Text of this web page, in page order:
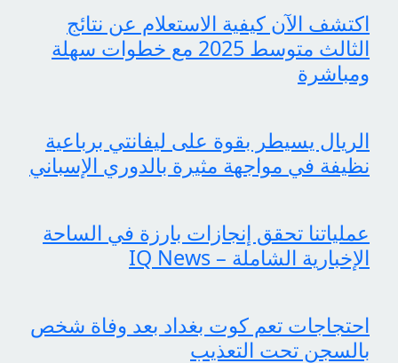
اكتشف الآن كيفية الاستعلام عن نتائج
الثالث متوسط 2025 مع خطوات سهلة
ومباشرة
الريال يسيطر بقوة على ليفانتي برباعية
نظيفة في مواجهة مثيرة بالدوري الإسباني
عملياتنا تحقق إنجازات بارزة في الساحة
الإخبارية الشاملة – IQ News
احتجاجات تعم كوت بغداد بعد وفاة شخص
بالسجن تحت التعذيب